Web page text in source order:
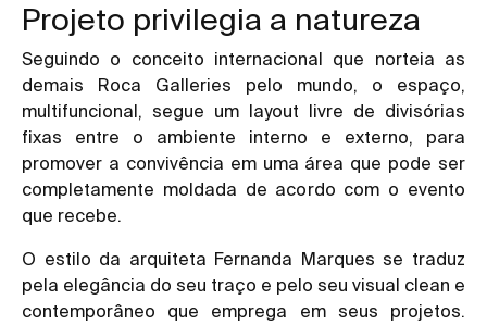
Projeto privilegia a natureza
Seguindo o conceito internacional que norteia as
demais Roca Galleries pelo mundo, o espaço,
multifuncional, segue um layout livre de divisórias
fixas entre o ambiente interno e externo, para
promover a convivência em uma área que pode ser
completamente moldada de acordo com o evento
que recebe.
O estilo da arquiteta Fernanda Marques se traduz
pela elegância do seu traço e pelo seu visual clean e
contemporâneo que emprega em seus projetos.